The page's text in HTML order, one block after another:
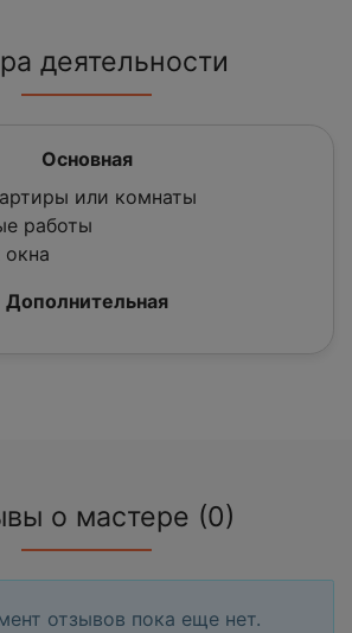
деятельности
Основная
или комнаты
работы
Дополнительная
о мастере (0)
отзывов пока еще нет.